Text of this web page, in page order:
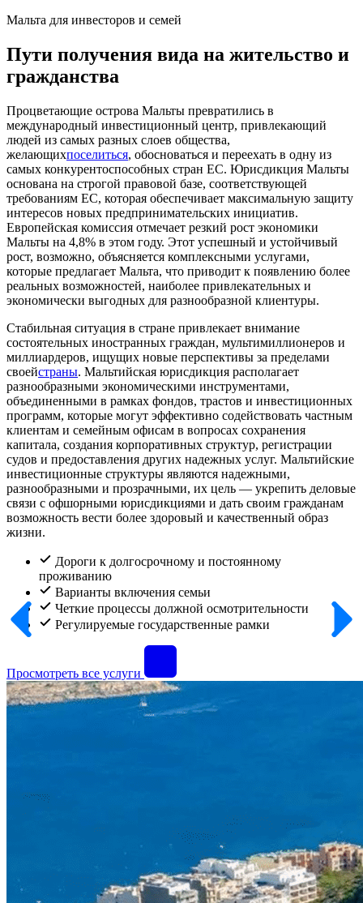
Мальта для инвесторов и семей
Пути получения вида на жительство и
гражданства
Процветающие острова Мальты превратились в
международный инвестиционный центр, привлекающий
людей из самых разных слоев общества,
желающихпоселиться, обосноваться и переехать в одну из
самых конкурентоспособных стран ЕС. Юрисдикция Мальты
основана на строгой правовой базе, соответствующей
требованиям ЕС, которая обеспечивает максимальную защиту
интересов новых предпринимательских инициатив.
Европейская комиссия отмечает резкий рост экономики
Мальты на 4,8% в этом году. Этот успешный и устойчивый
рост, возможно, объясняется комплексными услугами,
которые предлагает Мальта, что приводит к появлению более
реальных возможностей, наиболее привлекательных и
экономически выгодных для разнообразной клиентуры.
Стабильная ситуация в стране привлекает внимание
состоятельных иностранных граждан, мультимиллионеров и
миллиардеров, ищущих новые перспективы за пределами
своейстраны. Мальтийская юрисдикция располагает
разнообразными экономическими инструментами,
объединенными в рамках фондов, трастов и инвестиционных
программ, которые могут эффективно содействовать частным
клиентам и семейным офисам в вопросах сохранения
капитала, создания корпоративных структур, регистрации
судов и предоставления других надежных услуг. Мальтийские
инвестиционные структуры являются надежными,
разнообразными и прозрачными, их цель — укрепить деловые
связи с офшорными юрисдикциями и дать своим гражданам
возможность вести более здоровый и качественный образ
жизни.
Дороги к долгосрочному и постоянному
проживанию
Варианты включения семьи
Четкие процессы должной осмотрительности
Регулируемые государственные рамки
Просмотреть все услуги